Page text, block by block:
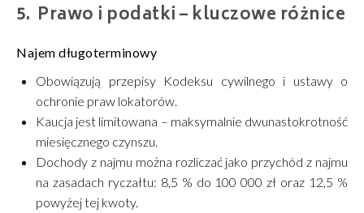
Prawo i podatki – kluczowe różnice
Najem długoterminowy
Obowiązują przepisy Kodeksu cywilnego i ustawy o
ochronie praw lokatorów.
Kaucja jest limitowana – maksymalnie dwunastokrotność
miesięcznego czynszu.
Dochody z najmu można rozliczać jako przychód z najmu
na zasadach ryczałtu: 8,5 % do 100 000 zł oraz 12,5 %
powyżej tej kwoty.